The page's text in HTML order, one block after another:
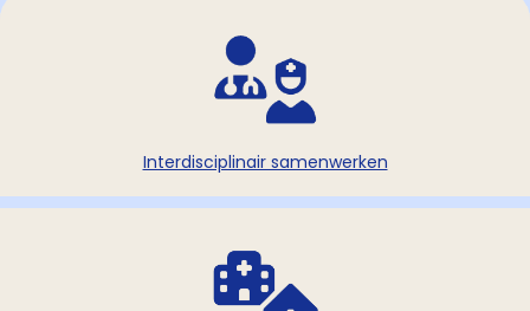
Interdisciplinair samenwerken